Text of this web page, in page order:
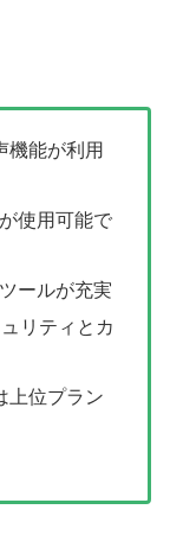
機能が利用
使用可能で
ールが充実
リティとカ
上位プラン